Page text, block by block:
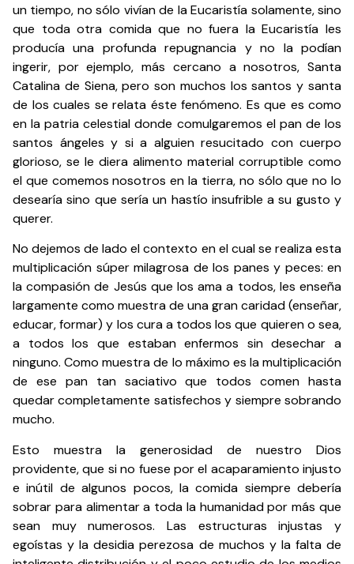
un tiempo, no sólo vivían de la Eucaristía solamente, sino
que toda otra comida que no fuera la Eucaristía les
producía una profunda repugnancia y no la podían
ingerir, por ejemplo, más cercano a nosotros, Santa
Catalina de Siena, pero son muchos los santos y santa
de los cuales se relata éste fenómeno. Es que es como
en la patria celestial donde comulgaremos el pan de los
santos ángeles y si a alguien resucitado con cuerpo
glorioso, se le diera alimento material corruptible como
el que comemos nosotros en la tierra, no sólo que no lo
desearía sino que sería un hastío insufrible a su gusto y
querer.
No dejemos de lado el contexto en el cual se realiza esta
multiplicación súper milagrosa de los panes y peces: en
la compasión de Jesús que los ama a todos, les enseña
largamente como muestra de una gran caridad (enseñar,
educar, formar) y los cura a todos los que quieren o sea,
a todos los que estaban enfermos sin desechar a
ninguno. Como muestra de lo máximo es la multiplicación
de ese pan tan saciativo que todos comen hasta
quedar completamente satisfechos y siempre sobrando
mucho.
Esto muestra la generosidad de nuestro Dios
providente, que si no fuese por el acaparamiento injusto
e inútil de algunos pocos, la comida siempre debería
sobrar para alimentar a toda la humanidad por más que
sean muy numerosos. Las estructuras injustas y
egoístas y la desidia perezosa de muchos y la falta de